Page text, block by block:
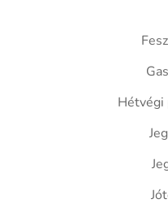
Hétvégi